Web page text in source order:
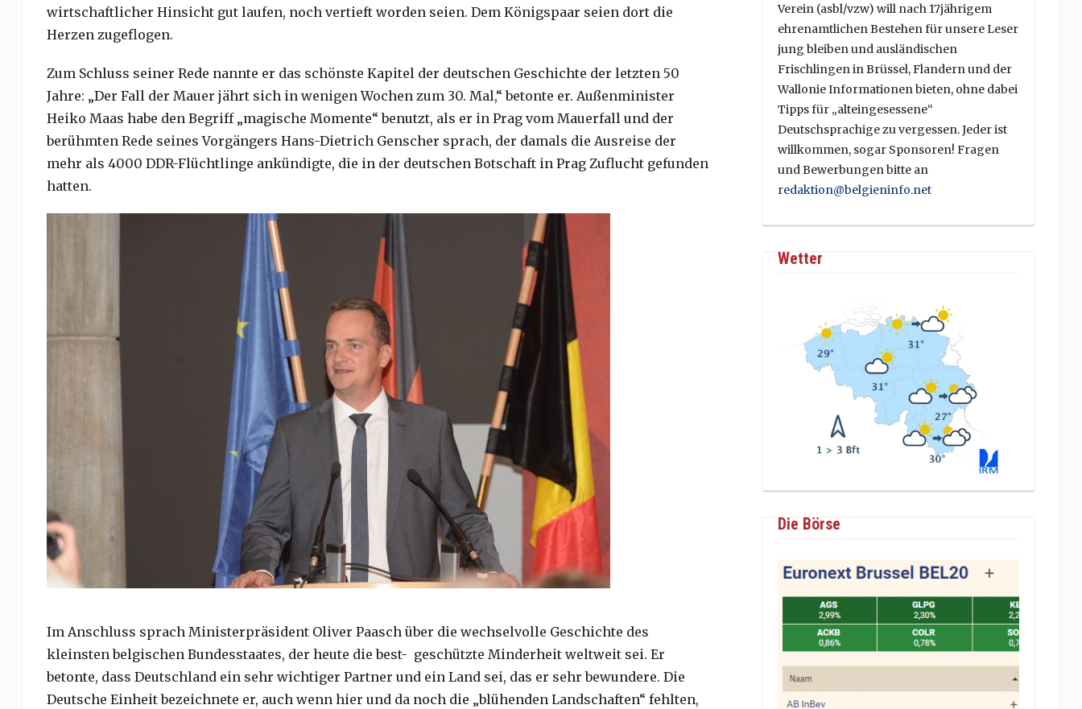
wirtschaftlicher Hinsicht gut laufen, noch vertieft worden seien. Dem Königspaar seien dort die
Herzen zugeflogen.
Zum Schluss seiner Rede nannte er das schönste Kapitel der deutschen Geschichte der letzten 50
Jahre: „Der Fall der Mauer jährt sich in wenigen Wochen zum 30. Mal,“ betonte er. Außenminister
Heiko Maas habe den Begriff „magische Momente“ benutzt, als er in Prag vom Mauerfall und der
berühmten Rede seines Vorgängers Hans-Dietrich Genscher sprach, der damals die Ausreise der
mehr als 4000 DDR-Flüchtlinge ankündigte, die in der deutschen Botschaft in Prag Zuflucht gefunden
hatten.
Im Anschluss sprach Ministerpräsident Oliver Paasch über die wechselvolle Geschichte des
kleinsten belgischen Bundesstaates, der heute die best- geschützte Minderheit weltweit sei. Er
betonte, dass Deutschland ein sehr wichtiger Partner und ein Land sei, das er sehr bewundere. Die
Deutsche Einheit bezeichnete er, auch wenn hier und da noch die „blühenden Landschaften“ fehlten,
Verein (asbl/vzw) will nach 17jährigem
ehrenamtlichen Bestehen für unsere Leser
jung bleiben und ausländischen
Frischlingen in Brüssel, Flandern und der
Wallonie Informationen bieten, ohne dabei
Tipps für „alteingesessene“
Deutschsprachige zu vergessen. Jeder ist
willkommen, sogar Sponsoren! Fragen
und Bewerbungen bitte an
redaktion@belgieninfo.net
Wetter
Die Börse